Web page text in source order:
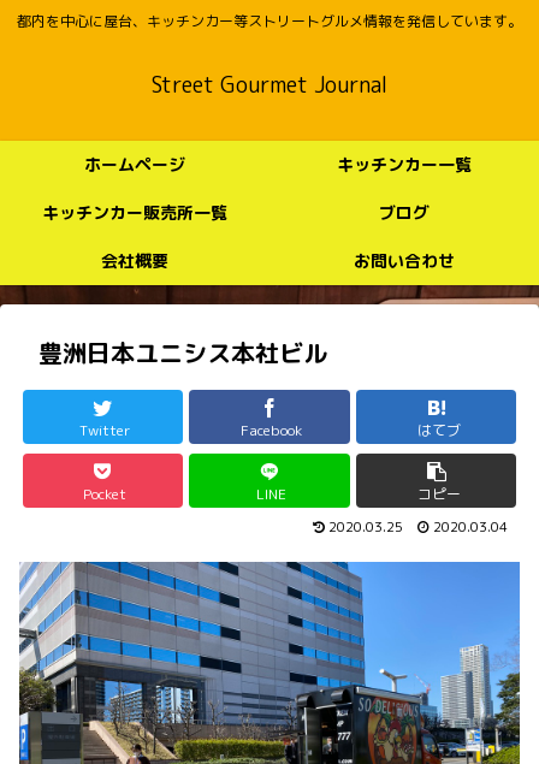
都内を中心に屋台、キッチンカー等ストリートグルメ情報を発信しています。
Street Gourmet Journal
ホームページ キッチンカー一覧
キッチンカー販売所一覧 ブログ
会社概要 お問い合わせ
豊洲日本ユニシス本社ビル
Twitter Facebook はてブ
Pocket LINE コピー
2020.03.25 2020.03.04